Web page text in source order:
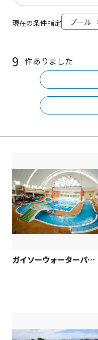
現在の条件指定 プール
9 件ありました
ガイソーウォーターパーク引地台（引地台温水プール）【大和市】